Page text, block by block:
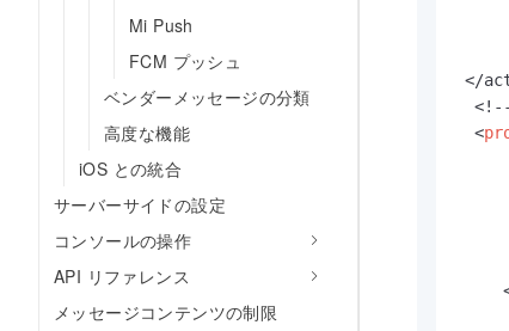
Mi Push
FCM プッシュ
ベンダーメッセージの分類
高度な機能
iOS との統合
サーバーサイドの設定
コンソールの操作
API リファレンス
メッセージコンテンツの制限
</
<